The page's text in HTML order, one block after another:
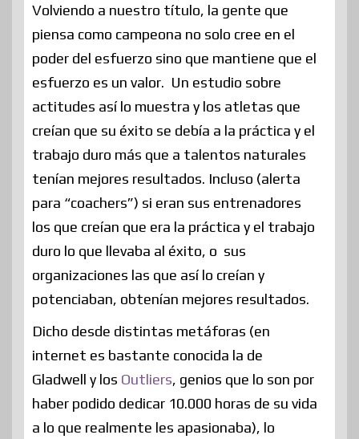
Volviendo a nuestro título, la gente que
piensa como campeona no solo cree en el
poder del esfuerzo sino que mantiene que el
esfuerzo es un valor. Un estudio sobre
actitudes así lo muestra y los atletas que
creían que su éxito se debía a la práctica y el
trabajo duro más que a talentos naturales
tenían mejores resultados. Incluso (alerta
para “coachers”) si eran sus entrenadores
los que creían que era la práctica y el trabajo
duro lo que llevaba al éxito, o sus
organizaciones las que así lo creían y
potenciaban, obtenían mejores resultados.
Dicho desde distintas metáforas (en
internet es bastante conocida la de
Gladwell y los Outliers, genios que lo son por
haber podido dedicar 10.000 horas de su vida
a lo que realmente les apasionaba), lo